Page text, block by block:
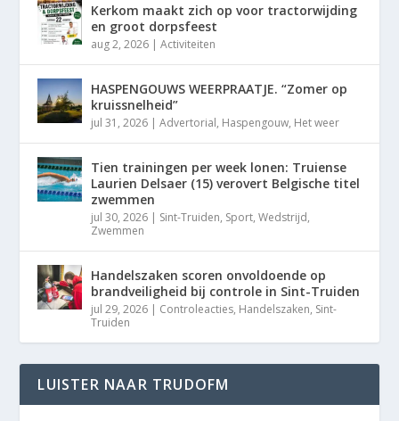
Kerkom maakt zich op voor tractorwijding
en groot dorpsfeest
aug 2, 2026 |Activiteiten
HASPENGOUWS WEERPRAATJE. “Zomer op
kruissnelheid”
jul 31, 2026 |Advertorial, Haspengouw, Het weer
Tien trainingen per week lonen: Truiense
Laurien Delsaer (15) verovert Belgische titel
zwemmen
jul 30, 2026 | Sint-Truiden, Sport,Wedstrijd,
Zwemmen
Handelszaken scoren onvoldoende op
brandveiligheid bij controle in Sint-Truiden
jul 29, 2026 | Controleacties, Handelszaken, Sint-
Truiden
LUISTER NAAR TRUDOFM